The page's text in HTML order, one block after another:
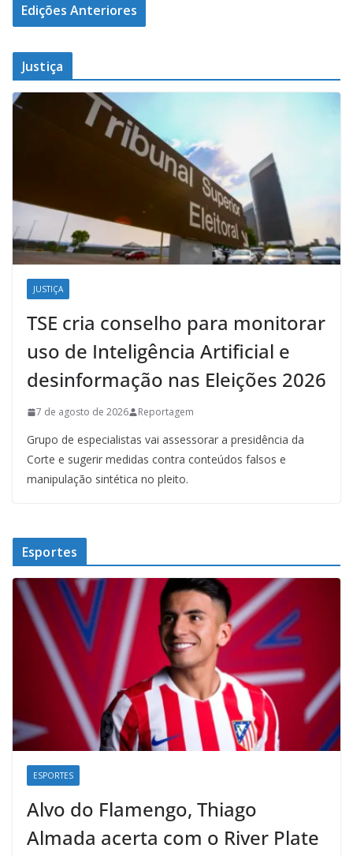
Edições Anteriores
Justiça
JUSTIÇA
TSE cria conselho para monitorar
uso de Inteligência Artificial e
desinformação nas Eleições 2026
7 de agosto de 2026 Reportagem
Grupo de especialistas vai assessorar a presidência da
Corte e sugerir medidas contra conteúdos falsos e
manipulação sintética no pleito.
Esportes
ESPORTES
Alvo do Flamengo, Thiago
Almada acerta com o River Plate